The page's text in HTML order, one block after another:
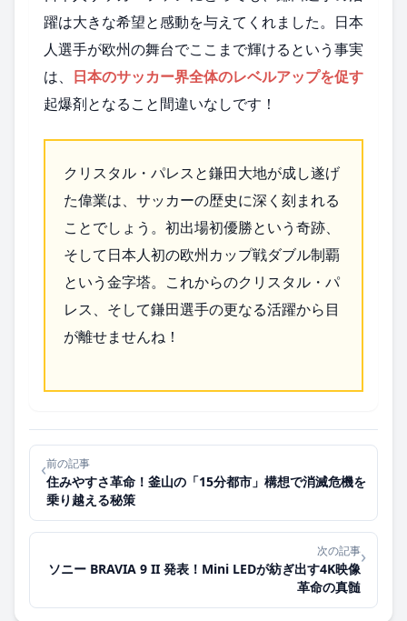
躍は大きな希望と感動を与えてくれました。日本
人選手が欧州の舞台でここまで輝けるという事実
は、 日本のサッカー界全体のレベルアップを促す
起爆剤となること間違いなしです！
クリスタル・パレスと鎌田大地が成し遂げ
た偉業は、サッカーの歴史に深く刻まれる
ことでしょう。初出場初優勝という奇跡、
そして日本人初の欧州カップ戦ダブル制覇
という金字塔。これからのクリスタル・パ
レス、そして鎌田選手の更なる活躍から目
が離せませんね！
‹前の記事
住みやすさ革命！釜山の「15分都市」構想で消滅危機を
乗り越える秘策
次の記事
ソニー BRAVIA 9 II 発表！Mini LEDが紡ぎ出す4K映像
革命の真髄
›